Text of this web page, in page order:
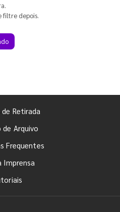
filtre depois.
Retirada
de Arquivo
Frequentes
Imprensa